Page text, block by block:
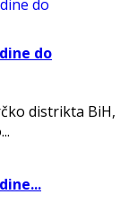
do
distrikta BiH,